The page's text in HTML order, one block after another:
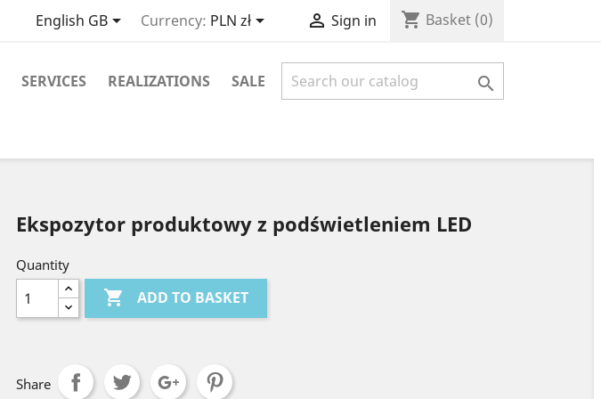
English GB Currency: PLN zł  Sign in shopping_cart Basket (0)
SERVICES REALIZATIONS SALE 
Ekspozytor produktowy z podświetleniem LED
Quantity
 ADD TO BASKET
Share